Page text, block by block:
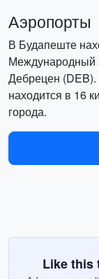
Аэропорты
В Будапеште
Международный
Дебрецен
находится в 16
города.
Like this